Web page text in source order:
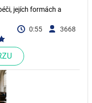
jejích formách a
0:55
3668